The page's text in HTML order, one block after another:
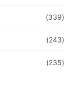
(339)
(243)
(235)